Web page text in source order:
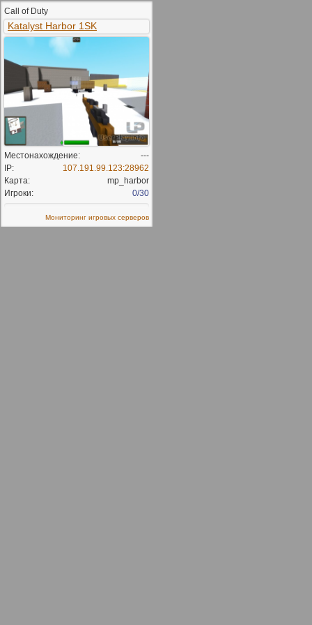
Call of Duty
Katalyst Harbor 1SK
Местонахождение:
---
IP:
107.191.99.123:28962
Карта:
mp_harbor
Игроки:
0/30
Мониторинг игровых серверов